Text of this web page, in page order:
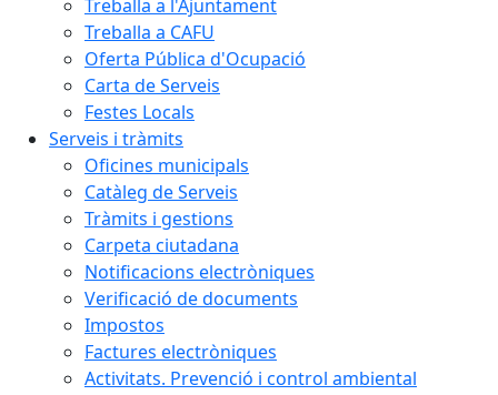
Treballa a l'Ajuntament
Treballa a CAFU
Oferta Pública d'Ocupació
Carta de Serveis
Festes Locals
Serveis i tràmits
Oficines municipals
Catàleg de Serveis
Tràmits i gestions
Carpeta ciutadana
Notificacions electròniques
Verificació de documents
Impostos
Factures electròniques
Activitats. Prevenció i control ambiental